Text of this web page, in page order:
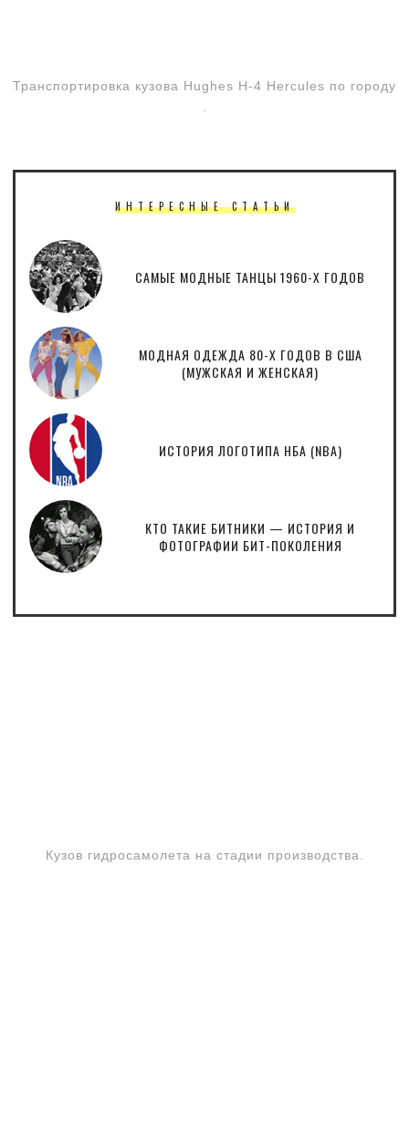
Транспортировка кузова Hughes H-4 Hercules по городу
ИНТЕРЕСНЫЕ СТАТЬИ
САМЫЕ МОДНЫЕ ТАНЦЫ 1960-Х ГОДОВ
МОДНАЯ ОДЕЖДА 80-Х ГОДОВ В США
(МУЖСКАЯ И ЖЕНСКАЯ)
ИСТОРИЯ ЛОГОТИПА НБА (NBA)
КТО ТАКИЕ БИТНИКИ — ИСТОРИЯ И
ФОТОГРАФИИ БИТ-ПОКОЛЕНИЯ
Кузов гидросамолета на стадии производства.